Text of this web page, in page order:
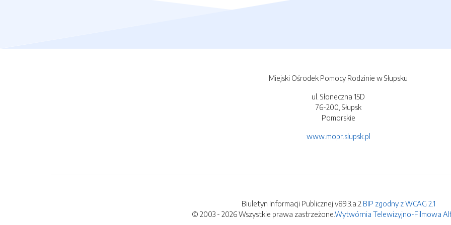
Miejski Ośrodek Pomocy Rodzinie w Słupsku
ul. Słoneczna 15D
76-200, Słupsk
Pomorskie
www.mopr.slupsk.pl
Biuletyn Informacji Publicznej v89.3.a.2 BIP zgodny z WCAG 2.1
© 2003 - 2026 Wszystkie prawa zastrzeżone.Wytwórnia Telewizyjno-Filmowa